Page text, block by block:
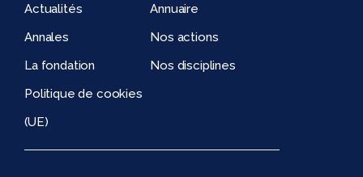
Actualités
Annuaire
Annales
Nos actions
La fondation
Nos disciplines
Politique de cookies
(UE)